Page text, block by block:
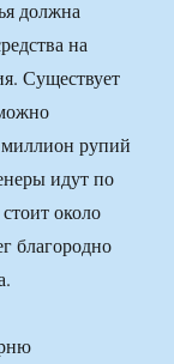
должна
на
Существует
миллион рупий
идут по
около
благородно